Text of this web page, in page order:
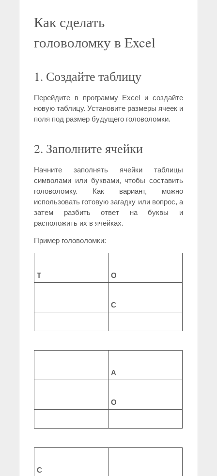
Как сделать
головоломку в Excel
1. Создайте таблицу
Перейдите в программу Excel и создайте
новую таблицу. Установите размеры ячеек и
поля под размер будущего головоломки.
2. Заполните ячейки
Начните заполнять ячейки таблицы
символами или буквами, чтобы составить
головоломку. Как вариант, можно
использовать готовую загадку или вопрос, а
затем разбить ответ на буквы и
расположить их в ячейках.
Пример головоломки:
Т О
С
А
О
С